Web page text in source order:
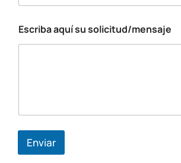
i
u
d
e
q
Escriba aquí su solicitud/mensaje
Enviar